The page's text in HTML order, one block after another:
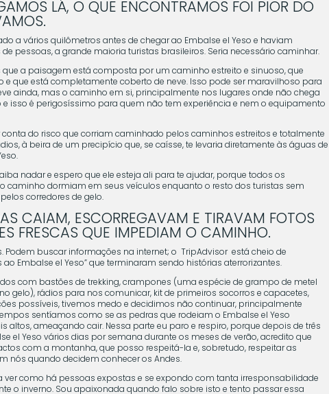
LÁ, O QUE ENCONTRAMOS FOI PIOR DO
a vários quilômetros antes de chegar ao Embalse el Yeso e haviam
pessoas, a grande maioria turistas brasileiros. Seria necessário caminhar.
que a paisagem está composta por um caminho estreito e sinuoso, que
e que está completamente coberto de neve. Isso pode ser maravilhoso para
ainda, mas o caminho em si, principalmente nos lugares onde não chega
e isso é perigosíssimo para quem não tem experiência e nem o equipamento
conta do risco que corriam caminhado pelos caminhos estreitos e totalmente
à beira de um precipício que, se caísse, te levaria diretamente às águas de
nadar e espero que ele esteja ali para te ajudar, porque todos os
caminho dormiam em seus veículos enquanto o resto dos turistas sem
corredores de gelo.
CAIAM, ESCORREGAVAM E TIRAVAM FOTOS
FRESCAS QUE IMPEDIAM O CAMINHO.
Podem buscar informações na internet; o TripAdvisor está cheio de
Embalse el Yeso” que terminaram sendo histórias aterrorizantes.
com bastões de trekking, crampones (uma espécie de grampo de metel
gelo), rádios para nos comunicar, kit de primeiros socorros e capacetes,
possíveis, tivemos medo e decidimos não continuar, principalmente
sentíamos como se as pedras que rodeiam o Embalse el Yeso
altos, ameaçando cair. Nessa parte eu paro e respiro, porque depois de três
el Yeso vários dias por semana durante os meses de verão, acredito que
com a montanha, que posso respeitá-la e, sobretudo, respeitar as
nós quando decidem conhecer os Andes.
ver como há pessoas expostas e se expondo com tanta irresponsabilidade
o inverno. Sou apaixonada quando falo sobre isto e tento passar essa